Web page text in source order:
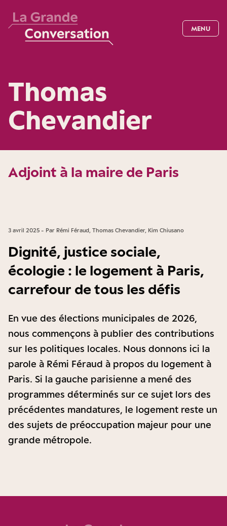
MENU
Thomas
Chevandier
Adjoint à la maire de Paris
3 avril 2025 - Par Rémi Féraud, Thomas Chevandier, Kim Chiusano
Dignité, justice sociale,
écologie : le logement à Paris,
carrefour de tous les défis
En vue des élections municipales de 2026,
nous commençons à publier des contributions
sur les politiques locales. Nous donnons ici la
parole à Rémi Féraud à propos du logement à
Paris. Si la gauche parisienne a mené des
programmes déterminés sur ce sujet lors des
précédentes mandatures, le logement reste un
des sujets de préoccupation majeur pour une
grande métropole.